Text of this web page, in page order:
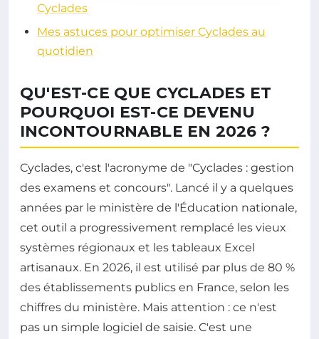
Cyclades
Mes astuces pour optimiser Cyclades au
quotidien
QU'EST-CE QUE CYCLADES ET
POURQUOI EST-CE DEVENU
INCONTOURNABLE EN 2026 ?
Cyclades, c'est l'acronyme de "Cyclades : gestion
des examens et concours". Lancé il y a quelques
années par le ministère de l'Éducation nationale,
cet outil a progressivement remplacé les vieux
systèmes régionaux et les tableaux Excel
artisanaux. En 2026, il est utilisé par plus de 80 %
des établissements publics en France, selon les
chiffres du ministère. Mais attention : ce n'est
pas un simple logiciel de saisie. C'est une